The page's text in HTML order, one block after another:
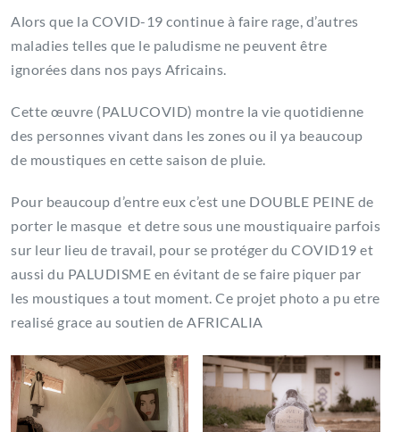
Alors que la COVID-19 continue à faire rage, d’autres
maladies telles que le paludisme ne peuvent être
ignorées dans nos pays Africains.
Cette œuvre (PALUCOVID) montre la vie quotidienne
des personnes vivant dans les zones ou il ya beaucoup
de moustiques en cette saison de pluie.
Pour beaucoup d’entre eux c’est une DOUBLE PEINE de
porter le masque et detre sous une moustiquaire parfois
sur leur lieu de travail, pour se protéger du COVID19 et
aussi du PALUDISME en évitant de se faire piquer par
les moustiques a tout moment. Ce projet photo a pu etre
realisé grace au soutien de AFRICALIA